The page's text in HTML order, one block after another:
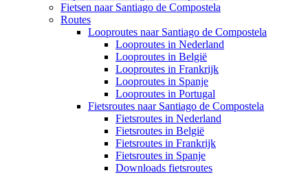
Fietsen naar Santiago de Compostela
Routes
Looproutes naar Santiago de Compostela
Looproutes in Nederland
Looproutes in België
Looproutes in Frankrijk
Looproutes in Spanje
Looproutes in Portugal
Fietsroutes naar Santiago de Compostela
Fietsroutes in Nederland
Fietsroutes in België
Fietsroutes in Frankrijk
Fietsroutes in Spanje
Downloads fietsroutes